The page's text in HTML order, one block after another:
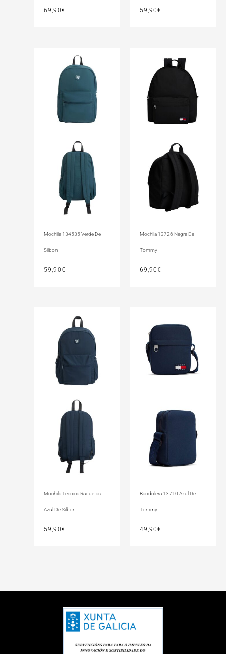
69,90€ 59,90€
Mochila 134535 Verde De
Silbon
59,90€
Mochila 13726 Negra De
Tommy
69,90€
Mochila Técnica Raquetas
Azul De Silbon
59,90€
Bandolera 13710 Azul De
Tommy
49,90€